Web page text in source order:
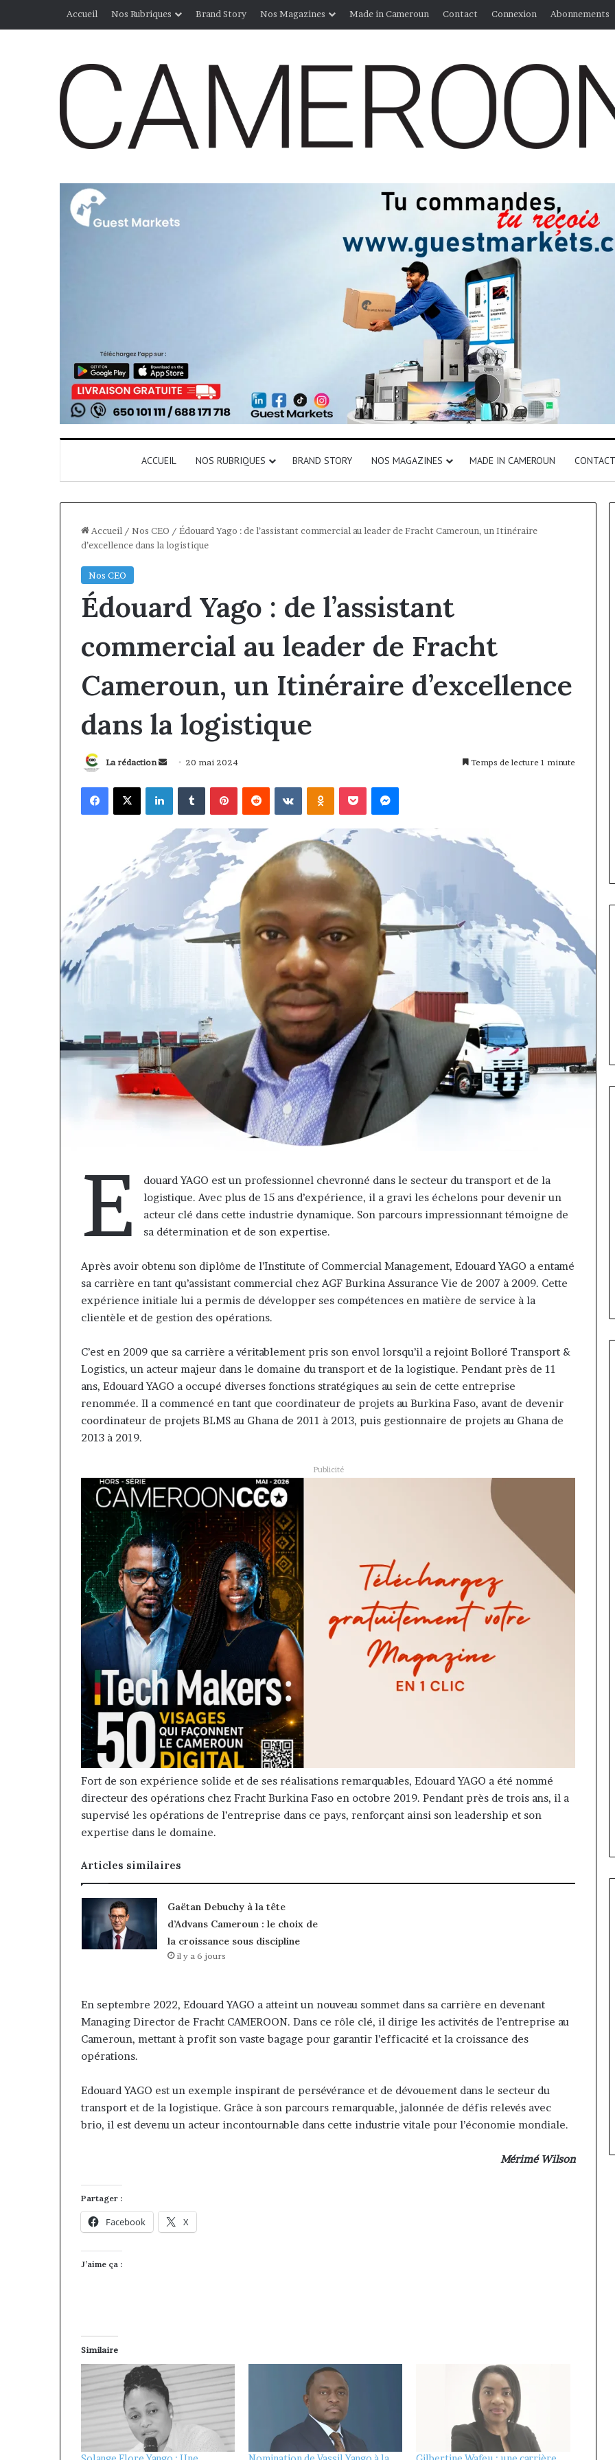
Accueil Nos Rubriques Brand Story Nos Magazines Made in Cameroun Contact Connexion Abonnements
ACCUEIL NOS RUBRIQUES BRAND STORY NOS MAGAZINES MADE IN CAMEROUN CONTACT
Accueil / Nos CEO / Édouard Yago : de l’assistant commercial au leader de Fracht Cameroun, un Itinéraire
d’excellence dans la logistique
Nos CEO
Édouard Yago : de l’assistant
commercial au leader de Fracht
Cameroun, un Itinéraire d’excellence
dans la logistique
La rédaction
Envoyer
courriel
20 mai 2024 Temps de lecture 1 minute
Facebook
X LinkedinTumblrPinterestReddit VKontakteOdnoklassniki
Pocket Messenger
E
douard YAGO est un professionnel chevronné dans le secteur du transport et de la
logistique. Avec plus de 15 ans d’expérience, il a gravi les échelons pour devenir un
acteur clé dans cette industrie dynamique. Son parcours impressionnant témoigne de
sa détermination et de son expertise.
Après avoir obtenu son diplôme de l’Institute of Commercial Management, Edouard YAGO a entamé
sa carrière en tant qu’assistant commercial chez AGF Burkina Assurance Vie de 2007 à 2009. Cette
expérience initiale lui a permis de développer ses compétences en matière de service à la
clientèle et de gestion des opérations.
C’est en 2009 que sa carrière a véritablement pris son envol lorsqu’il a rejoint Bolloré Transport &
Logistics, un acteur majeur dans le domaine du transport et de la logistique. Pendant près de 11
ans, Edouard YAGO a occupé diverses fonctions stratégiques au sein de cette entreprise
renommée. Il a commencé en tant que coordinateur de projets au Burkina Faso, avant de devenir
coordinateur de projets BLMS au Ghana de 2011 à 2013, puis gestionnaire de projets au Ghana de
2013 à 2019.
Publicité
Fort de son expérience solide et de ses réalisations remarquables, Edouard YAGO a été nommé
directeur des opérations chez Fracht Burkina Faso en octobre 2019. Pendant près de trois ans, il a
supervisé les opérations de l’entreprise dans ce pays, renforçant ainsi son leadership et son
expertise dans le domaine.
Articles similaires
Gaëtan Debuchy à la tête
d’Advans Cameroun : le choix de
la croissance sous discipline
il y a 6 jours
En septembre 2022, Edouard YAGO a atteint un nouveau sommet dans sa carrière en devenant
Managing Director de Fracht CAMEROON. Dans ce rôle clé, il dirige les activités de l’entreprise au
Cameroun, mettant à profit son vaste bagage pour garantir l’efficacité et la croissance des
opérations.
Edouard YAGO est un exemple inspirant de persévérance et de dévouement dans le secteur du
transport et de la logistique. Grâce à son parcours remarquable, jalonnée de défis relevés avec
brio, il est devenu un acteur incontournable dans cette industrie vitale pour l’économie mondiale.
Mérimé Wilson
Partager :
Facebook X
J’aime ça :
Similaire
Afri Insurance et AfriLife
Insurance : Philippe Kanga
intérim, fin de mandat pour
Norbert Ngniwake
Siayojie
prend
les
commandes
Maroc
il y a 2 jours
prend les commandes de Jumia
Maroc
Cameroun
:
Rose
présidence
du
conseil,
nommé
vice-
président
il y a 4 jours
du conseil, Jean-Emmanuel
Pondi nommé vice-président